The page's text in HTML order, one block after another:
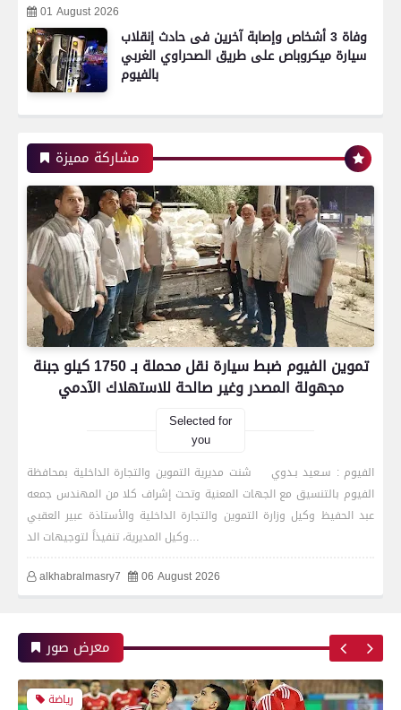
01 August 2026
وفاة 3 أشخاص وإصابة آخرين فى حادث إنقلاب
سيارة ميكروباص على طريق الصحراوي الغربي
بالفيوم
مشاركة مميزة
تموين الفيوم ضبط سيارة نقل محملة بـ 1750 كيلو جبنة
مجهولة المصدر وغير صالحة للاستهلاك الآدمي
Selected for
you
الفيوم : سـعيد بـدوي شنت مديرية التموين والتجارة الداخلية بمحافظة
الفيوم بالتنسيق مع الجهات المعنية وتحت إشراف كلا من المهندس جمعه
عبد الحفيظ وكيل وزارة التموين والتجارة الداخلية والأستاذة عبير العقبي
وكيل المديرية، تنفيذاً لتوجيهات الد…
alkhabralmasry7
06 August 2026
معرض صور
رياضة
اتحاد العاصمة الجزائرى بطلاً لكأس الكونفدرالية
الإفريقية للمرة الثانية في تاريخه
رياضة
بعدسة الخبر المصري| شاهد أبرز لقطات الشوط
الأول لمباراة الزمالك واتحاد العاصمة الجزائري فى
نهائي كأس الكونفدرالية الإفريقية
رياضة
بعدسة الخبر المصري| شاهد أبرز لقطات مباراة زد و
بيراميدز فى نهائى كأس مصر
رياضة